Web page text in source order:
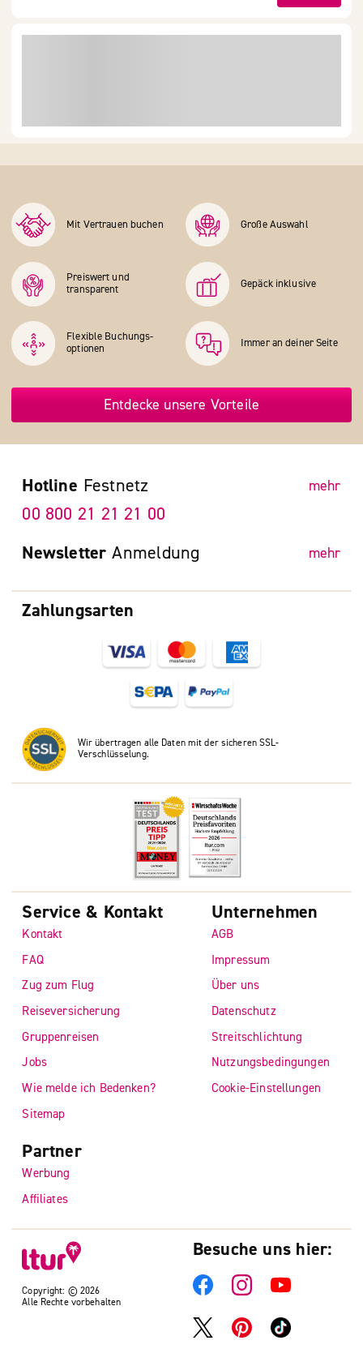
Mit Vertrauen buchen Große Auswahl
Preiswert und
transparent
Gepäck inklusive
Flexible Buchungs­
optionen
Immer an deiner Seite
Entdecke unsere Vorteile
Zahlungsarten
Wir übertragen alle Daten mit der sicheren SSL-
Verschlüsselung.
Hotline Festnetz mehr
00 800 21 21 21 00
Newsletter Anmeldung mehr
Copyright: © 2026
Alle Rechte vorbehalten
Service & Kontakt
Kontakt
FAQ
Zug zum Flug
Reiseversicherung
Gruppenreisen
Jobs
Wie melde ich Bedenken?
Sitemap
Unternehmen
AGB
Impressum
Über uns
Datenschutz
Streitschlichtung
Nutzungsbedingungen
Cookie-Einstellungen
Partner
Werbung
Affiliates
Besuche uns hier: